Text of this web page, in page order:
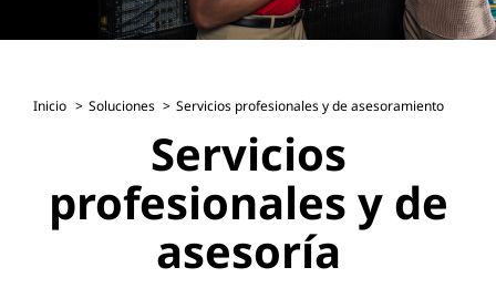
Inicio Soluciones Servicios profesionales y de asesoramiento
Servicios
profesionales y de
asesoría